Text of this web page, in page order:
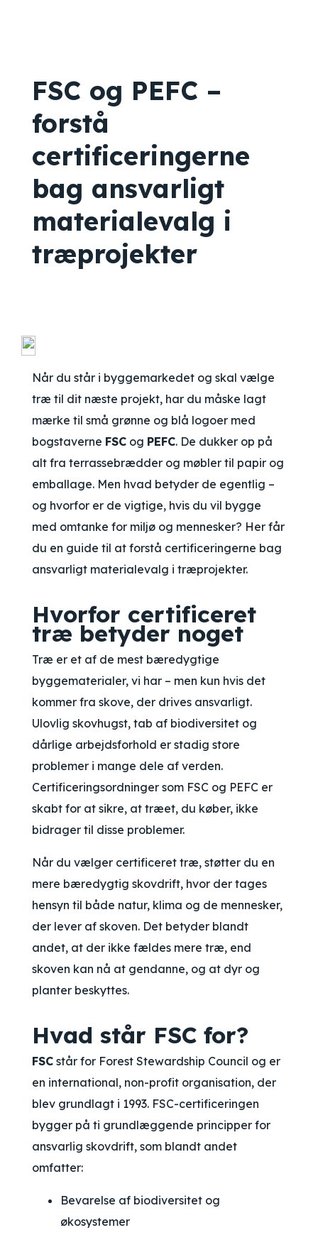
FSC og PEFC –
forstå
certificeringerne
bag ansvarligt
materialevalg i
træprojekter
Når du står i byggemarkedet og skal vælge
træ til dit næste projekt, har du måske lagt
mærke til små grønne og blå logoer med
bogstaverne FSC og PEFC. De dukker op på
alt fra terrassebrædder og møbler til papir og
emballage. Men hvad betyder de egentlig –
og hvorfor er de vigtige, hvis du vil bygge
med omtanke for miljø og mennesker? Her får
du en guide til at forstå certificeringerne bag
ansvarligt materialevalg i træprojekter.
Hvorfor certificeret
træ betyder noget
Træ er et af de mest bæredygtige
byggematerialer, vi har – men kun hvis det
kommer fra skove, der drives ansvarligt.
Ulovlig skovhugst, tab af biodiversitet og
dårlige arbejdsforhold er stadig store
problemer i mange dele af verden.
Certificeringsordninger som FSC og PEFC er
skabt for at sikre, at træet, du køber, ikke
bidrager til disse problemer.
Når du vælger certificeret træ, støtter du en
mere bæredygtig skovdrift, hvor der tages
hensyn til både natur, klima og de mennesker,
der lever af skoven. Det betyder blandt
andet, at der ikke fældes mere træ, end
skoven kan nå at gendanne, og at dyr og
planter beskyttes.
Hvad står FSC for?
FSC står for Forest Stewardship Council og er
en international, non-profit organisation, der
blev grundlagt i 1993. FSC-certificeringen
bygger på ti grundlæggende principper for
ansvarlig skovdrift, som blandt andet
omfatter:
Bevarelse af biodiversitet og
økosystemer